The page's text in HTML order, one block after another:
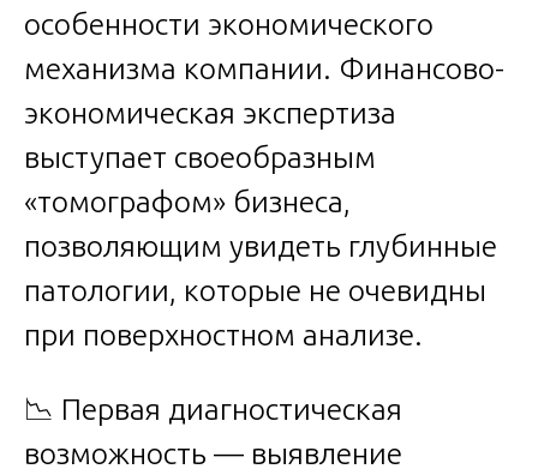
особенности экономического
механизма компании. Финансово-
экономическая экспертиза
выступает своеобразным
«томографом» бизнеса,
позволяющим увидеть глубинные
патологии, которые не очевидны
при поверхностном анализе.
📉 Первая диагностическая
возможность — выявление